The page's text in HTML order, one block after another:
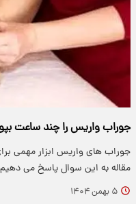
جوراب واریس را چند ساعت
جوراب های واریس ابزار مهمی
مقاله به این سوال پاسخ می
۵ بهمن ۱۴۰۴